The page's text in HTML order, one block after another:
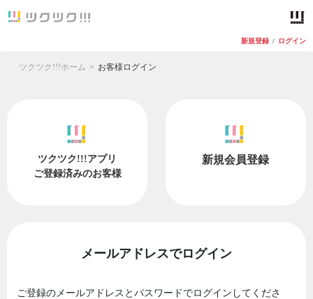
新規登録 / ログイン
ツクツク!!!ホーム お客様ログイン
ツクツク!!!アプリ
ご登録済みのお客様
新規会員登録
メールアドレスでログイン
ご登録のメールアドレスとパスワードでログインしてくださ